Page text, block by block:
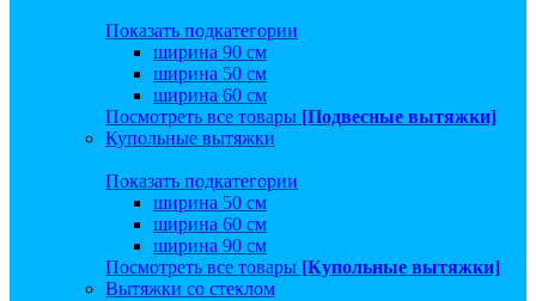
Показать подкатегории
ширина 90 см
ширина 50 см
ширина 60 см
Посмотреть все товары [Подвесные вытяжки]
Купольные вытяжки
Показать подкатегории
ширина 50 см
ширина 60 см
ширина 90 см
Посмотреть все товары [Купольные вытяжки]
Вытяжки со стеклом